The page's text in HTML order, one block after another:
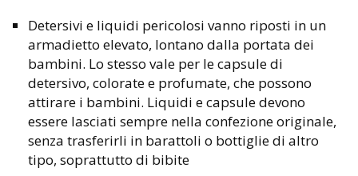
Detersivi e liquidi pericolosi vanno riposti in un
armadietto elevato, lontano dalla portata dei
bambini. Lo stesso vale per le capsule di
detersivo, colorate e profumate, che possono
attirare i bambini. Liquidi e capsule devono
essere lasciati sempre nella confezione originale,
senza trasferirli in barattoli o bottiglie di altro
tipo, soprattutto di bibite